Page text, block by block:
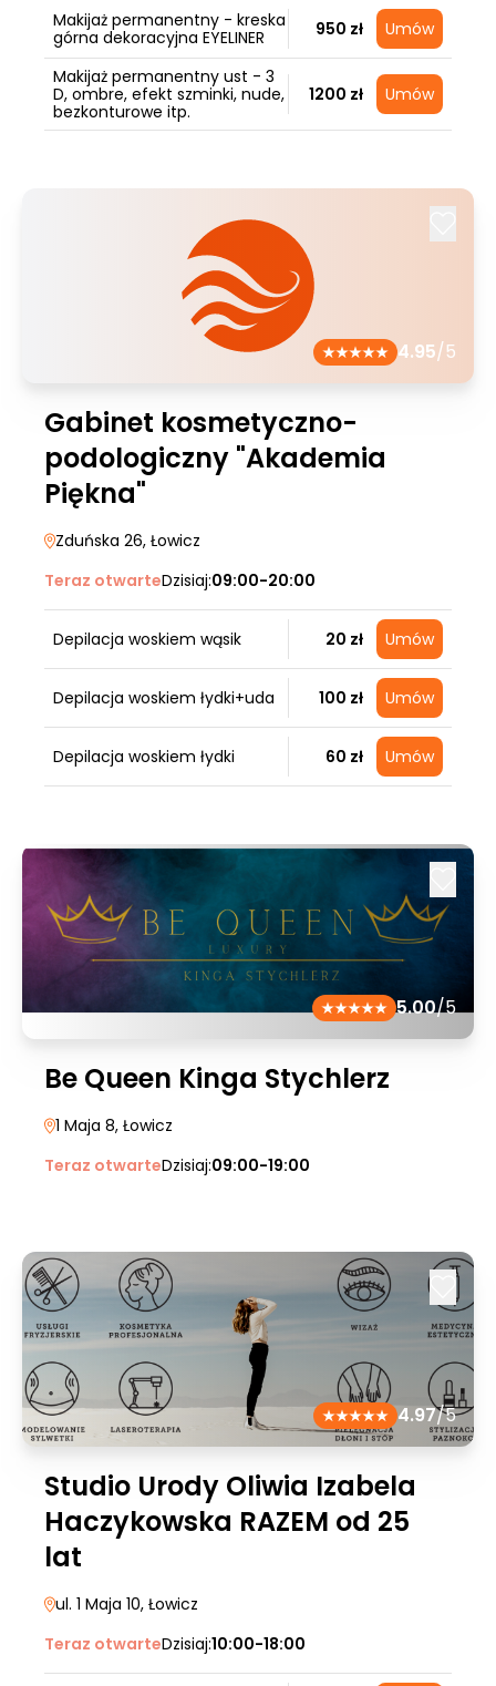
Makijaż permanentny - kreska
górna dekoracyjna EYELINER
950 zł Umów
Makijaż permanentny ust - 3
D, ombre, efekt szminki, nude,
bezkonturowe itp.
1200 zł Umów
4.95/5
Gabinet kosmetyczno-
podologiczny "Akademia
Piękna"
Zduńska 26, Łowicz
Teraz otwarteDzisiaj:09:00-20:00
Depilacja woskiem wąsik 20 zł Umów
Depilacja woskiem łydki+uda 100 zł Umów
Depilacja woskiem łydki 60 zł Umów
5.00/5
Be Queen Kinga Stychlerz
1 Maja 8, Łowicz
Teraz otwarteDzisiaj:09:00-19:00
4.97/5
Studio Urody Oliwia Izabela
Haczykowska RAZEM od 25
lat
ul. 1 Maja 10, Łowicz
Teraz otwarteDzisiaj:10:00-18:00